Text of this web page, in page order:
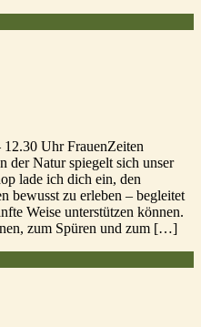
Uhr FrauenZeiten
der Natur spiegelt sich unser
lade ich dich ein, den
bewusst zu erleben – begleitet
Weise unterstützen können.
zum Spüren und zum […]